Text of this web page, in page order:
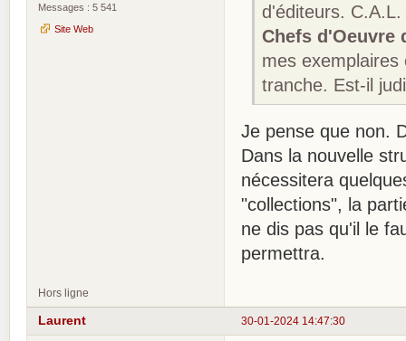
Messages : 5 541
Site Web
d'éditeurs.
Chefs d'Oeuvre
mes
tranche. Est-il
Je pense que non.
Dans la nouvelle
nécessitera
"collections", la
ne dis pas qu'il le
permettra.
Hors ligne
30-01-2024 14:47:30
Laurent